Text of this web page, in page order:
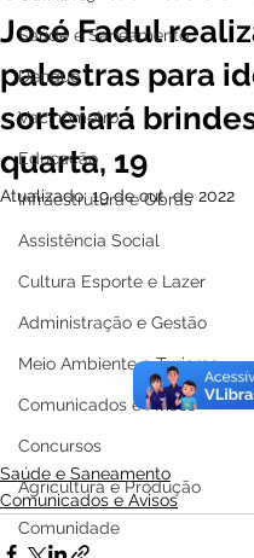
Saúde e Saneamento
Dengue
Vacinômetro
Educação
Infraestrutura e Obras
Assistência Social
Cultura Esporte e Lazer
Administração e Gestão
Meio Ambiente e Turismo
Comunicados e Avisos
Concursos
Agricultura e Produção
Comunidade
José Fadul
palestras para
sorteiará
quarta, 19
Atualizado:19 de out. de 2022
Saúde e Saneamento
Comunicados e Avisos